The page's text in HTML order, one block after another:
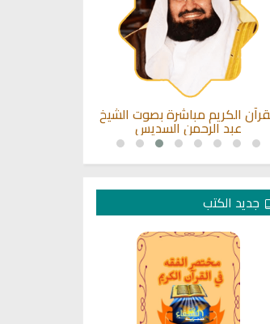
الكريم مباشرة بصوت الشيخ
عبد الرحمن السديس
جديد الكتب